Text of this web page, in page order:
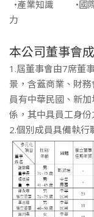
•產業知識 •
力
本公司董事會
1.屆董事會由7席董
景，含蓋商業、財
員有中華民國、新
係，其中具員工身
2.個別成員具備執行